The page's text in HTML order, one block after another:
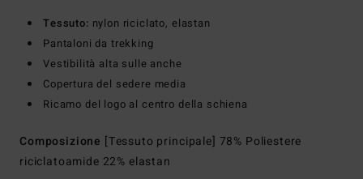
Tessuto: nylon riciclato, elastan
Pantaloni da trekking
Vestibilità alta sulle anche
Copertura del sedere media
Ricamo del logo al centro della schiena
Composizione [Tessuto principale] 78% Poliestere
riciclatoamide 22% elastan